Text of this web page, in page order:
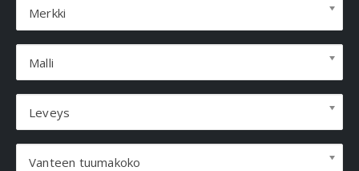
Merkki
Malli
Leveys
Vanteen tuumakoko